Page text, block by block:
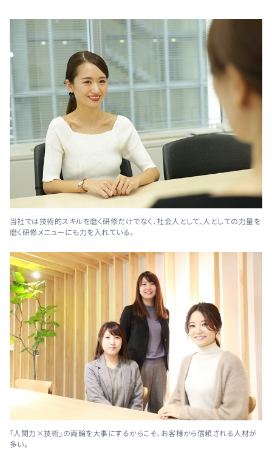
当社では技術的スキルを磨く研修だけでなく、社会人として、人としての力量を
磨く研修メニューにも力を入れている。
「人間力×技術」の両輪を大事にするからこそ、お客様から信頼される人材が
多い。